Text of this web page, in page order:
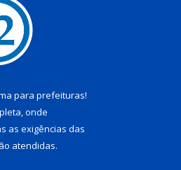
para prefeituras!
onde
as exigências das
atendidas.